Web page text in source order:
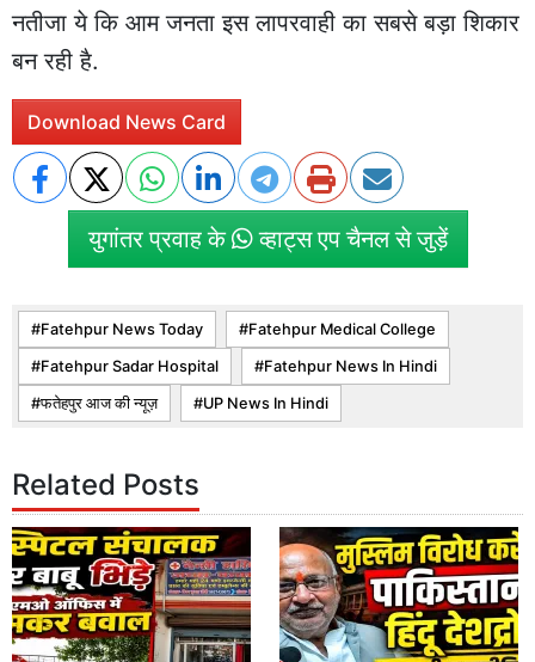
नतीजा ये कि आम जनता इस लापरवाही का सबसे बड़ा शिकार
बन रही है.
Download News Card
युगांतर प्रवाह के व्हाट्स एप चैनल से जुड़ें
Fatehpur News Today Fatehpur Medical College
Fatehpur Sadar Hospital Fatehpur News In Hindi
फतेहपुर आज की न्यूज़ UP News In Hindi
Related Posts